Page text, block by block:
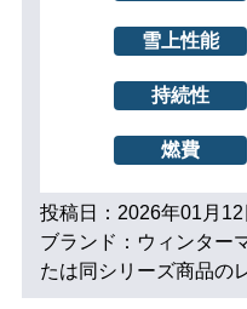
雪上性能
持続性
燃費
投稿日：2026年01月12
ブランド：ウィンター
たは同シリーズ商品の